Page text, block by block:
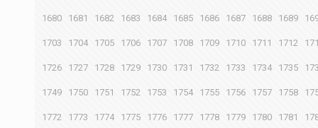
1680 1681 1682 1683 1684 1685 1686 1687 1688 1689
1703 1704 1705 1706 1707 1708 1709 1710 1711 1712
1726 1727 1728 1729 1730 1731 1732 1733 1734 1735
1749 1750 1751 1752 1753 1754 1755 1756 1757 1758
1772 1773 1774 1775 1776 1777 1778 1779 1780 1781